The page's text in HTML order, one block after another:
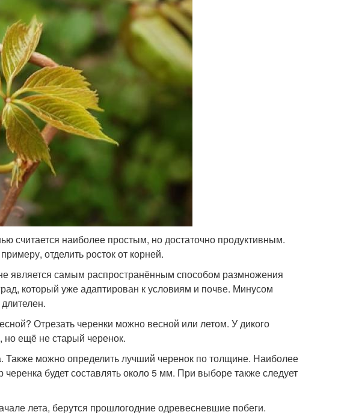
считается наиболее простым, но достаточно продуктивным.
отделить росток от корней.
является самым распространённым способом размножения
который уже адаптирован к условиям и почве. Минусом
Отрезать черенки можно весной или летом. У дикого
но ещё не старый черенок.
можно определить лучший черенок по толщине. Наиболее
будет составлять около 5 мм. При выборе также следует
лета, берутся прошлогодние одревесневшие побеги.